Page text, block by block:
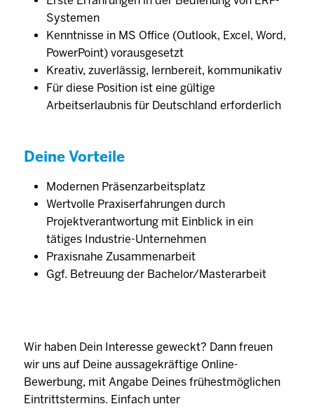
Systemen
Kenntnisse in MS Office (Outlook, Excel, Word,
PowerPoint) vorausgesetzt
Kreativ, zuverlässig, lernbereit, kommunikativ
Für diese Position ist eine gültige
Arbeitserlaubnis für Deutschland erforderlich
Deine Vorteile
Modernen Präsenzarbeitsplatz
Wertvolle Praxiserfahrungen durch
Projektverantwortung mit Einblick in ein
tätiges Industrie-Unternehmen
Praxisnahe Zusammenarbeit
Ggf. Betreuung der Bachelor/Masterarbeit
Wir haben Dein Interesse geweckt? Dann freuen
wir uns auf Deine aussagekräftige Online-
Bewerbung, mit Angabe Deines frühestmöglichen
Eintrittstermins. Einfach unter